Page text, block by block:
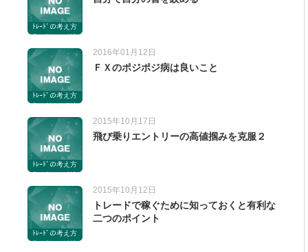
ﾄﾚｰﾄﾞの考え方
のコツ。コツと
てる考え方。
ﾄﾚｰﾄﾞの考え方
のコツ。コツと
てる考え方。
2016年01月12日
ＦＸのポジポジ病は良いこと
ﾄﾚｰﾄﾞの考え方
のコツ。コツと
てる考え方。
2015年10月17日
飛び乗りエントリーの高値掴みを克服２
ﾄﾚｰﾄﾞの考え方
のコツ。コツと
2015年10月12日
トレードで稼ぐために知っておくと有利な
二つのポイント